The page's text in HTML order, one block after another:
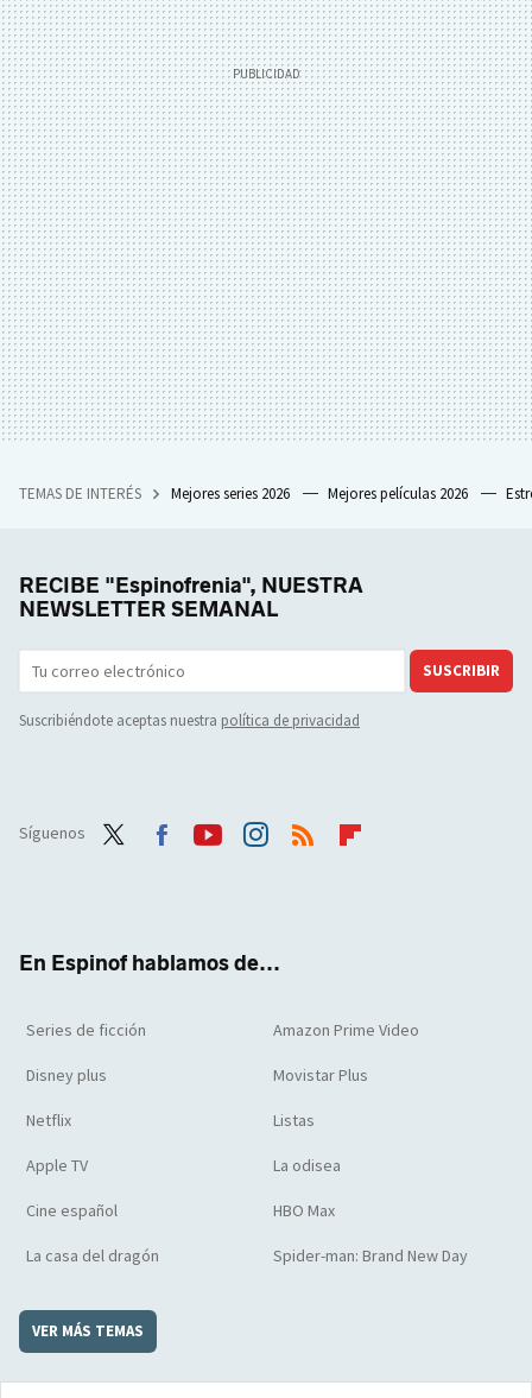
TEMAS DE INTERÉS Mejores series 2026 Mejores películas 2026
RECIBE "Espinofrenia", NUESTRA
NEWSLETTER SEMANAL
SUSCRIBIR
Suscribiéndote aceptas nuestra política de privacidad
Síguenos
En Espinof hablamos de...
Series de ficción Amazon Prime Video
Disney plus Movistar Plus
Netflix Listas
Apple TV La odisea
Cine español HBO Max
La casa del dragón Spider-man: Brand New Day
VER MÁS TEMAS